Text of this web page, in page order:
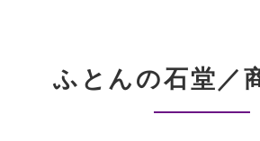
ふとんの石堂／